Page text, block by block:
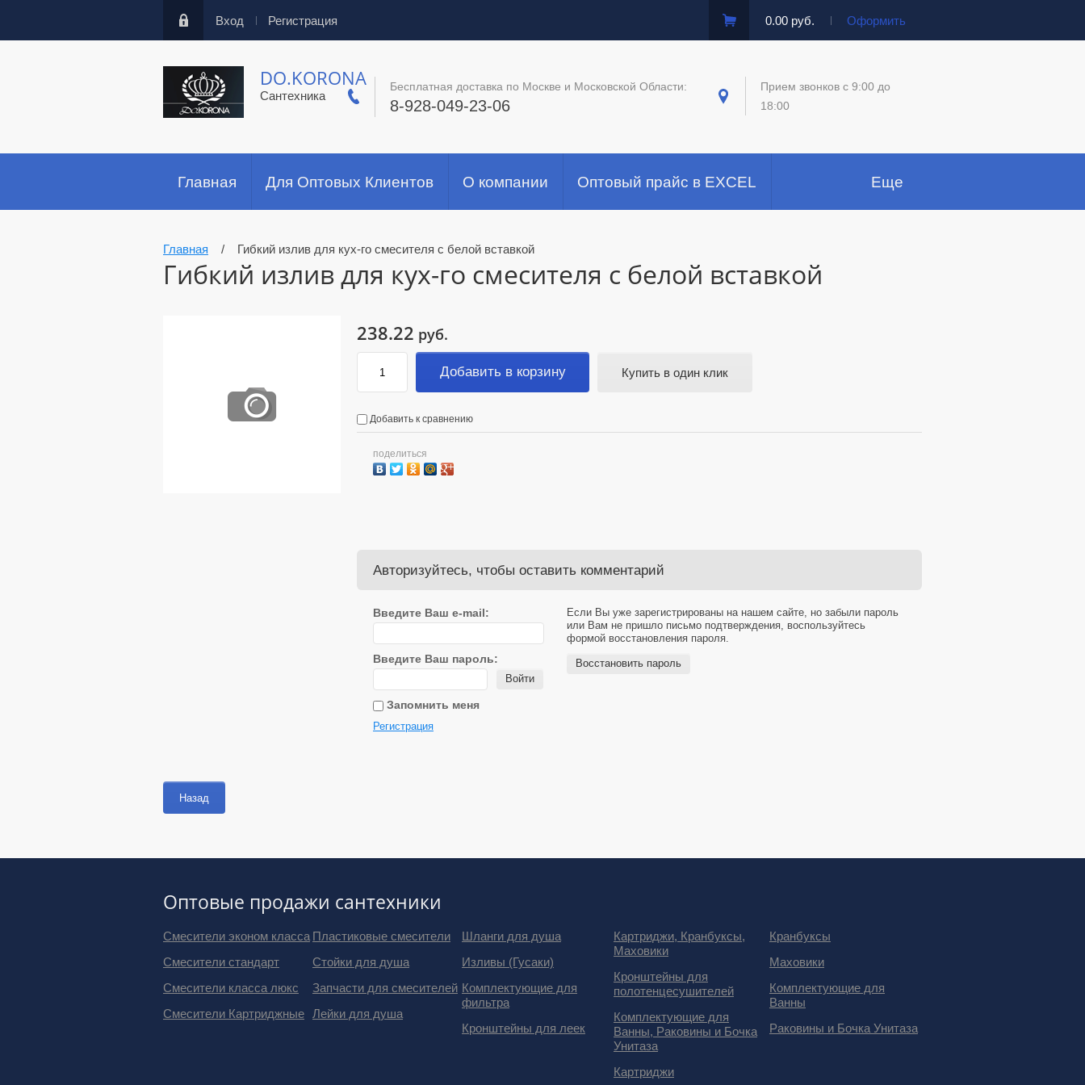
Вход Регистрация 0.00 руб. Оформить
DO.KORONA
Сантехника
Бесплатная доставка по Москве и Московской Области:
8-928-049-23-06
Прием звонков c 9:00 до
18:00
Главная Для Оптовых Клиентов О компании Оптовый прайс в EXCEL Еще
Главная / Гибкий излив для кух-го смесителя с белой вставкой
Гибкий излив для кух-го смесителя с белой вставкой
238.22 руб.
Добавить в корзину Купить в один клик
Добавить к сравнению
поделиться
Авторизуйтесь, чтобы оставить комментарий
Введите Ваш e-mail:
Введите Ваш пароль:
Войти
Запомнить меня
Регистрация
Если Вы уже зарегистрированы на нашем сайте, но забыли пароль
или Вам не пришло письмо подтверждения, воспользуйтесь
формой восстановления пароля.
Восстановить пароль
Назад
Оптовые продажи сантехники
Смесители эконом класса
Смесители стандарт
Смесители класса люкс
Смесители Картриджные
Пластиковые смесители
Стойки для душа
Запчасти для смесителей
Лейки для душа
Шланги для душа
Изливы (Гусаки)
Комплектующие для
фильтра
Кронштейны для леек
Картриджи, Кранбуксы,
Маховики
Кронштейны для
полотенцесушителей
Комплектующие для
Ванны, Раковины и Бочка
Унитаза
Картриджи
Кранбуксы
Маховики
Комплектующие для
Ванны
Раковины и Бочка Унитаза